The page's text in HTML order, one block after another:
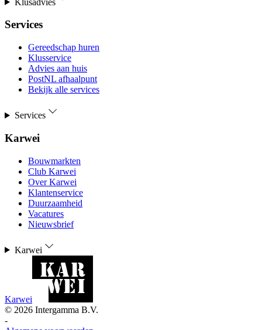
Services
Gereedschap huren
Klusservice
Advies aan huis
PostNL afhaalpunt
Bekijk alle services
Services
Karwei
Bouwmarkten
Club Karwei
Over Karwei
Klantenservice
Duurzaamheid
Vacatures
Nieuwsbrief
Karwei
Karwei
© 2026 Intergamma B.V.
-